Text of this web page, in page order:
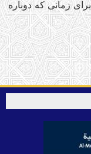
زمانی که دوباره